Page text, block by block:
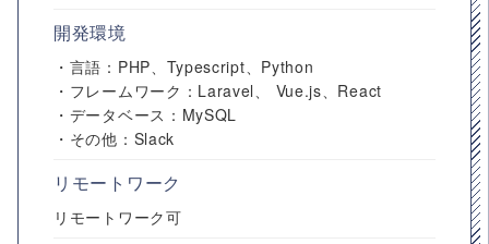
開発環境
・言語：PHP、Typescript、Python
・フレームワーク：Laravel、 Vue.js、React
・データベース：MySQL
・その他：Slack
リモートワーク
リモートワーク可